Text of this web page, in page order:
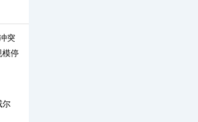
突
模停
尔